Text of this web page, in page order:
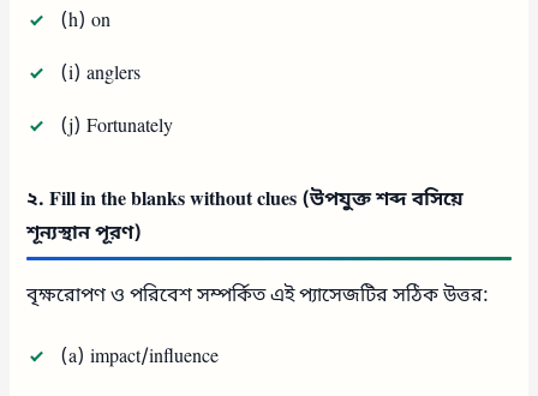
(h) on
(i) anglers
(j) Fortunately
২. Fill in the blanks without clues (উপযুক্ত শব্দ বসিয়ে
শূন্যস্থান পূরণ)
বৃক্ষরোপণ ও পরিবেশ সম্পর্কিত এই প্যাসেজটির সঠিক উত্তর:
(a) impact/influence